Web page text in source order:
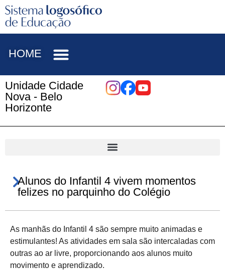
HOME
Unidade Cidade
Nova - Belo
Horizonte
Alunos do Infantil 4 vivem momentos
felizes no parquinho do Colégio
As manhãs do Infantil 4 são sempre muito animadas e
estimulantes! As atividades em sala são intercaladas com
outras ao ar livre, proporcionando aos alunos muito
movimento e aprendizado.